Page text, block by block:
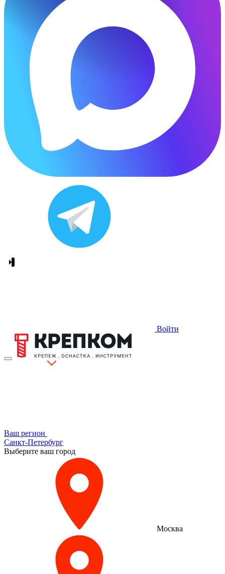
Войти
Ваш регион
Санкт-Петербург
Выберите ваш город
Москва